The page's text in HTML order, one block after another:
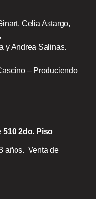
Celia Astargo,
y Andrea Salinas.
– Produciendo
510 2do. Piso
años. Venta de